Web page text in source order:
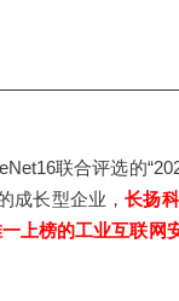
联合评选的
成长型企业，长扬
上榜的工业互联网